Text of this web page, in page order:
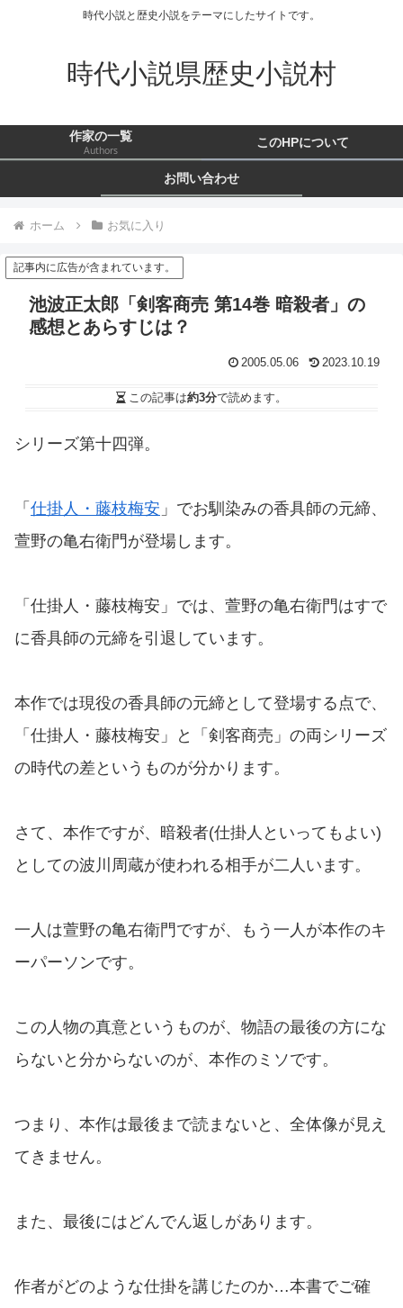
時代小説と歴史小説をテーマにしたサイトです。
時代小説県歴史小説村
作家の一覧
Authors
このHPについて
お問い合わせ
ホーム お気に入り
記事内に広告が含まれています。
池波正太郎「剣客商売 第14巻 暗殺者」の
感想とあらすじは？
2005.05.06 2023.10.19
この記事は約3分で読めます。
シリーズ第十四弾。
「 仕掛人・藤枝梅安 」でお馴染みの香具師の元締、
萱野の亀右衛門が登場します。
「仕掛人・藤枝梅安」では、萱野の亀右衛門はすで
に香具師の元締を引退しています。
本作では現役の香具師の元締として登場する点で、
「仕掛人・藤枝梅安」と「剣客商売」の両シリーズ
の時代の差というものが分かります。
さて、本作ですが、暗殺者(仕掛人といってもよい)
としての波川周蔵が使われる相手が二人います。
一人は萱野の亀右衛門ですが、もう一人が本作のキ
ーパーソンです。
この人物の真意というものが、物語の最後の方にな
らないと分からないのが、本作のミソです。
つまり、本作は最後まで読まないと、全体像が見え
てきません。
また、最後にはどんでん返しがあります。
作者がどのような仕掛を講じたのか…本書でご確